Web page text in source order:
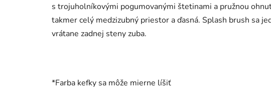
s trojuholníkovými pogumovanými štetinami a pružnou
takmer celý medzizubný priestor a ďasná. Splash brush sa
vrátane zadnej steny zuba.
*Farba kefky sa môže mierne líšiť